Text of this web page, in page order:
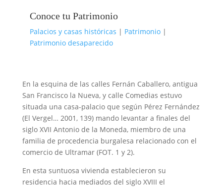
Conoce tu Patrimonio
Palacios y casas históricas | Patrimonio|
Patrimonio desaparecido
En la esquina de las calles Fernán Caballero, antigua
San Francisco la Nueva, y calle Comedias estuvo
situada una casa-palacio que según Pérez Fernández
(El Vergel… 2001, 139) mando levantar a finales del
siglo XVII Antonio de la Moneda, miembro de una
familia de procedencia burgalesa relacionado con el
comercio de Ultramar (FOT. 1 y 2).
En esta suntuosa vivienda establecieron su
residencia hacia mediados del siglo XVIII el